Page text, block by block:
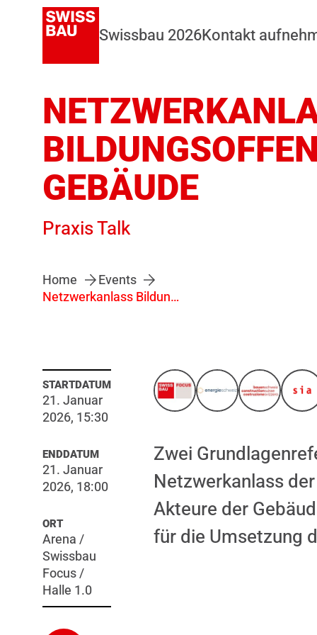
Swissbau 2026Kontakt
GEBÄUDE
Praxis Talk
Home
Events
Netzwerkanlass Bildungsoffensive Gebäude
STARTDATUM
21. Januar
2026, 15:30
ENDDATUM
21. Januar
2026, 18:00
ORT
Arena /
Swissbau
Focus /
Halle 1.0
Zwei
Netzwerkanlass
Akteure der
für die Umsetzung